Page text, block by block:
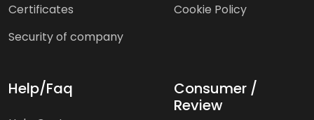
Certificates
Security of company
Cookie Policy
Help/Faq
Consumer /
Review